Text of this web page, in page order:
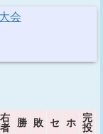
会
勝 敗 セ ホ
完
投